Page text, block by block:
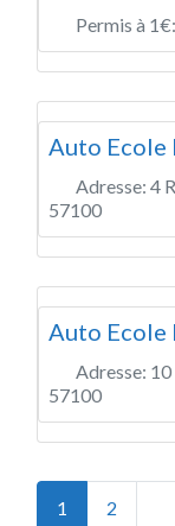
Permis à 1€:
Auto Ecole
Adresse: 4
57100
Auto Ecole
Adresse: 10
57100
Posts
1 2